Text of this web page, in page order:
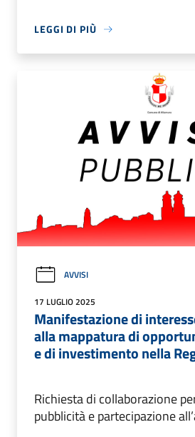
LEGGI DI PIÙ
AVVISI
17 LUGLIO 2025
Manifestazione di
alla mappatura di
e di investimento nella
Richiesta di collaborazione
pubblicità e partecipazione